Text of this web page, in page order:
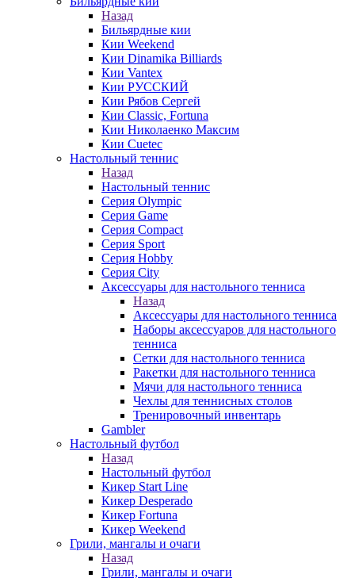
Назад
Бильярдные кии
Кии Weekend
Кии Dinamika Billiards
Кии Vantex
Кии РУССКИЙ
Кии Рябов Сергей
Кии Classic, Fortuna
Кии Николаенко Максим
Кии Cuetec
Настольный теннис
Назад
Настольный теннис
Серия Olympic
Серия Game
Серия Compact
Серия Sport
Серия Hobby
Серия City
Аксессуары для настольного тенниса
Назад
Аксессуары для настольного тенниса
Наборы аксессуаров для настольного
тенниса
Сетки для настольного тенниса
Ракетки для настольного тенниса
Мячи для настольного тенниса
Чехлы для теннисных столов
Тренировочный инвентарь
Gambler
Настольный футбол
Назад
Настольный футбол
Кикер Start Line
Кикер Desperado
Кикер Fortuna
Кикер Weekend
Грили, мангалы и очаги
Назад
Грили, мангалы и очаги